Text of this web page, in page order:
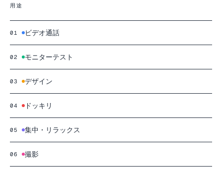
用途
01 ビデオ通話
02 モニターテスト
03 デザイン
04 ドッキリ
05 集中・リラックス
06 撮影